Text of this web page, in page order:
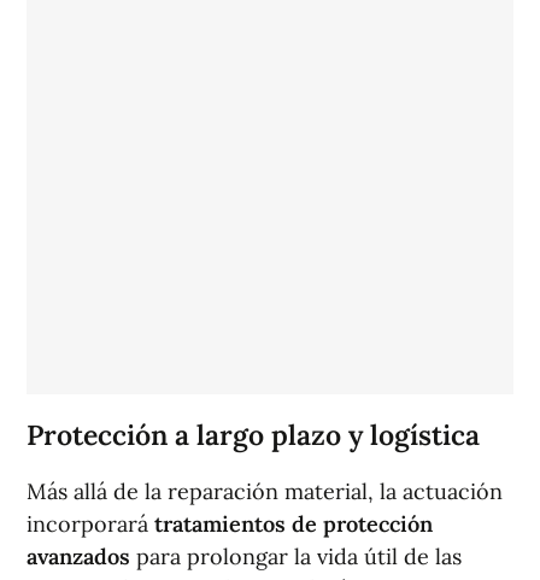
Protección a largo plazo y logística
Más allá de la reparación material, la actuación
incorporará tratamientos de protección
avanzados para prolongar la vida útil de las